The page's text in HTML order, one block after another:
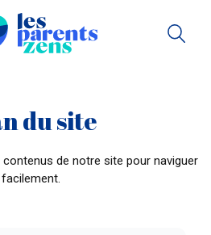
du site
de notre site pour naviguer
facilement.